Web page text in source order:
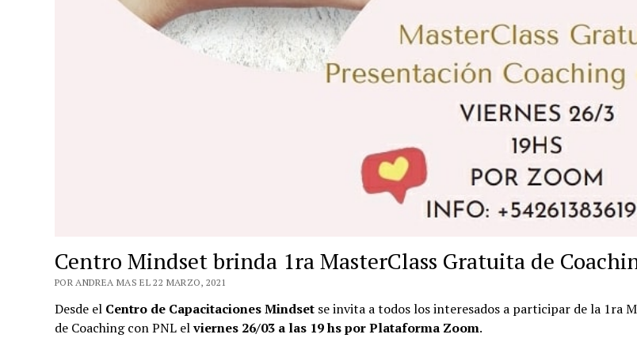
Centro Mindset brinda 1ra MasterClass Gratuita de
POR ANDREA MAS EL 22 MARZO, 2021
Desde el Centro de Capacitaciones Mindset se invita a todos los interesados a participar de la 1ra
de Coaching con PNL elviernes 26/03 a las 19 hs por Plataforma Zoom.